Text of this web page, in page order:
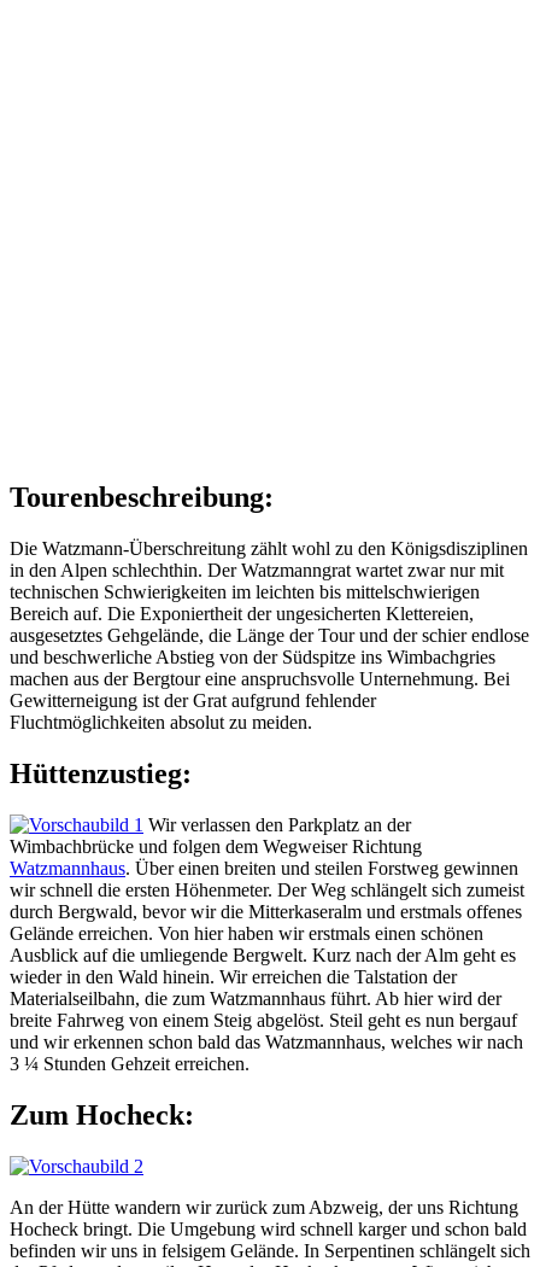
Tourenbeschreibung:
Die Watzmann-Überschreitung zählt wohl zu den Königsdisziplinen
in den Alpen schlechthin. Der Watzmanngrat wartet zwar nur mit
technischen Schwierigkeiten im leichten bis mittelschwierigen
Bereich auf. Die Exponiertheit der ungesicherten Klettereien,
ausgesetztes Gehgelände, die Länge der Tour und der schier endlose
und beschwerliche Abstieg von der Südspitze ins Wimbachgries
machen aus der Bergtour eine anspruchsvolle Unternehmung. Bei
Gewitterneigung ist der Grat aufgrund fehlender
Fluchtmöglichkeiten absolut zu meiden.
Hüttenzustieg:
Wir verlassen den Parkplatz an der
Wimbachbrücke und folgen dem Wegweiser Richtung
Watzmannhaus. Über einen breiten und steilen Forstweg gewinnen
wir schnell die ersten Höhenmeter. Der Weg schlängelt sich zumeist
durch Bergwald, bevor wir die Mitterkaseralm und erstmals offenes
Gelände erreichen. Von hier haben wir erstmals einen schönen
Ausblick auf die umliegende Bergwelt. Kurz nach der Alm geht es
wieder in den Wald hinein. Wir erreichen die Talstation der
Materialseilbahn, die zum Watzmannhaus führt. Ab hier wird der
breite Fahrweg von einem Steig abgelöst. Steil geht es nun bergauf
und wir erkennen schon bald das Watzmannhaus, welches wir nach
3 ¼ Stunden Gehzeit erreichen.
Zum Hocheck:
An der Hütte wandern wir zurück zum Abzweig, der uns Richtung
Hocheck bringt. Die Umgebung wird schnell karger und schon bald
befinden wir uns in felsigem Gelände. In Serpentinen schlängelt sich